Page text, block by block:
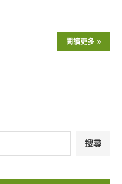
閱讀更多
搜尋